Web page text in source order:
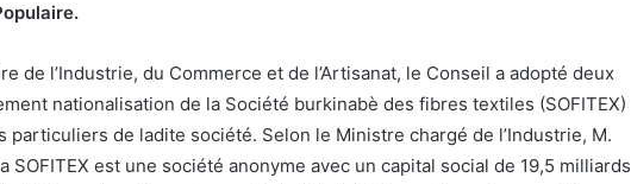
de l’Industrie, du Commerce et de l’Artisanat, le Conseil a adopté deux
nationalisation de la Société burkinabè des fibres textiles (SOFITEX)
particuliers de ladite société. Selon le Ministre chargé de l’Industrie, M.
SOFITEX est une société anonyme avec un capital social de 19,5 milliards